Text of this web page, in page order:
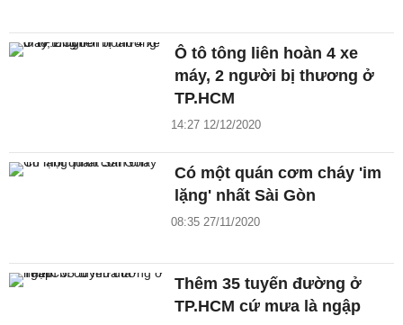
Ô tô tông liên hoàn 4 xe
máy, 2 người bị thương ở
TP.HCM
14:27 12/12/2020
Có một quán cơm cháy 'im
lặng' nhất Sài Gòn
08:35 27/11/2020
Thêm 35 tuyến đường ở
TP.HCM cứ mưa là ngập